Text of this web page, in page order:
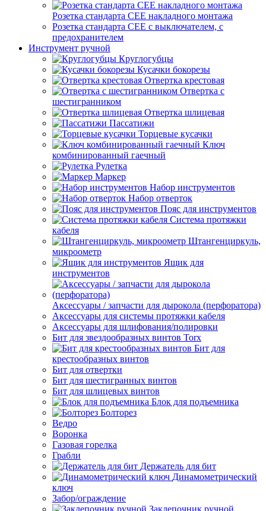
Розетка стандарта СЕЕ накладного монтажа
Розетка стандарта СЕЕ с выключателем, с
предохранителем
Инструмент ручной
Круглогубцы
Кусачки бокорезы
Отвертка крестовая
Отвертка с
шестигранником
Отвертка шлицевая
Пассатижи
Торцевые кусачки
Ключ
комбинированный гаечный
Рулетка
Маркер
Набор инструментов
Набор отверток
Пояс для инструментов
Система протяжки
кабеля
Штангенциркуль,
микроометр
Ящик для
инструментов
Аксессуары / запчасти для дырокола (перфоратора)
Аксессуары для системы протяжки кабеля
Аксессуары для шлифования/полировки
Бит для звездообразных винтов Torx
Бит для
крестообразных винтов
Бит для отвертки
Бит для шестигранных винтов
Бит для шлицевых винтов
Блок для подъемника
Болторез
Ведро
Воронка
Газовая горелка
Грабли
Держатель для бит
Динамометрический
ключ
Забор/ограждение
Заклепочник ручной